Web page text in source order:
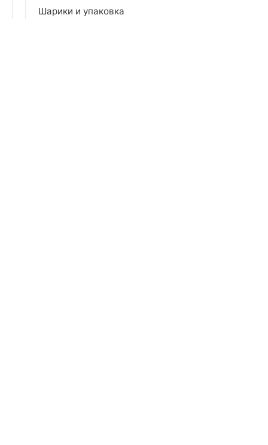
Шарики и упаковка